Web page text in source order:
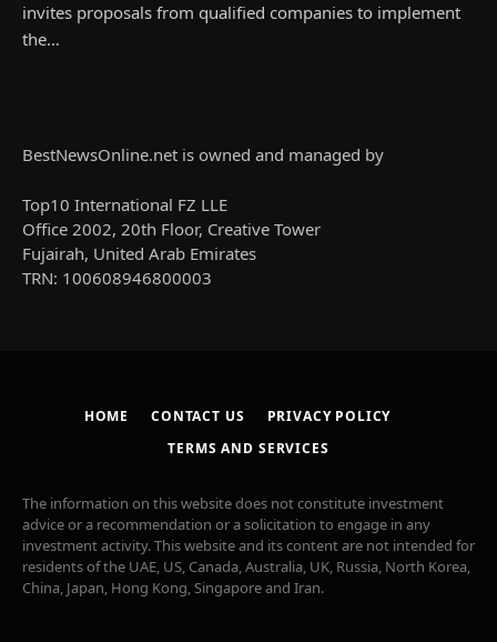
invites proposals from qualified companies to implement
the…
BestNewsOnline.net is owned and managed by
Top10 International FZ LLE
Office 2002, 20th Floor, Creative Tower
Fujairah, United Arab Emirates
TRN: 100608946800003
HOME CONTACT US
PRIVACY POLICY
TERMS AND SERVICES
The information on this website does not constitute investment
advice or a recommendation or a solicitation to engage in any
investment activity. This website and its content are not intended for
residents of the UAE, US, Canada, Australia, UK, Russia, North Korea,
China, Japan, Hong Kong, Singapore and Iran.